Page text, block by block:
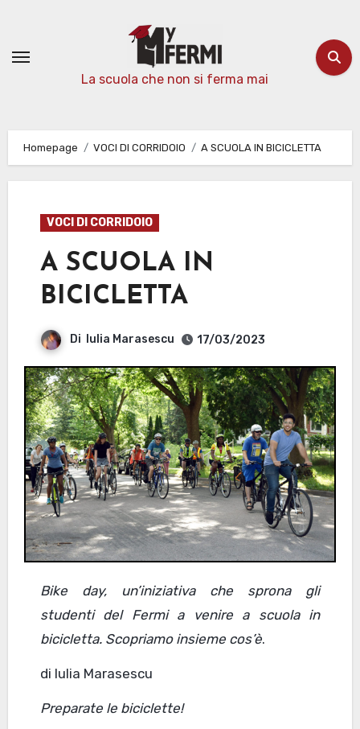
contenuto
La scuola che non si ferma mai
Homepage VOCI DI CORRIDOIO A SCUOLA IN BICICLETTA
VOCI DI CORRIDOIO
A SCUOLA IN
BICICLETTA
Di Iulia Marasescu 17/03/2023
Bike day, un’iniziativa che sprona gli
studenti del Fermi a venire a scuola in
bicicletta. Scopriamo insieme cos’è.
di Iulia Marasescu
Preparate le biciclette!